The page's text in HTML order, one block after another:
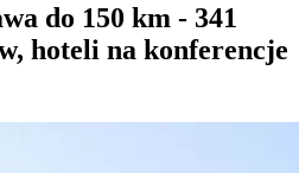
do 150 km - 341
hoteli na konferencje